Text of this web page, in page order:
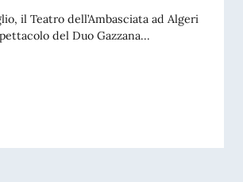
il Teatro dell’Ambasciata ad Algeri
del Duo Gazzana...
d’Italia ad Algeri ospita lo spettacolo “La